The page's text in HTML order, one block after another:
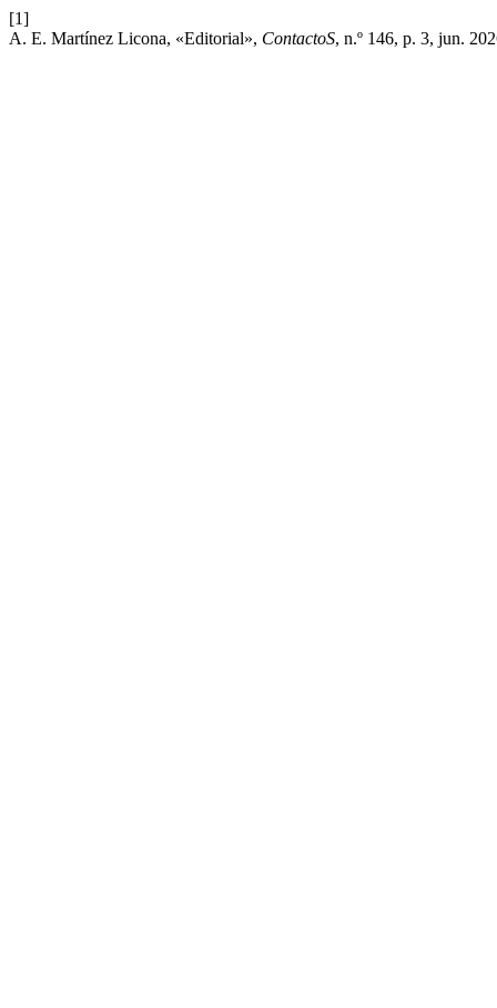
[1]
A. E. Martínez Licona, «Editorial», ContactoS, n.º 146, p. 3, jun.